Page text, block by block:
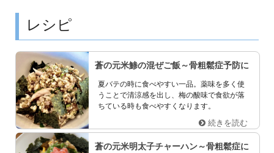
レシピ
蒼の元米鯵の混ぜご飯～骨粗鬆症予防に
夏バテの時に食べやすい一品。薬味を多く使
うことで清涼感を出し、梅の酸味で食欲が落
ちている時も食べやすくなります。
続きを読む
蒼の元米明太子チャーハン～骨粗鬆症に